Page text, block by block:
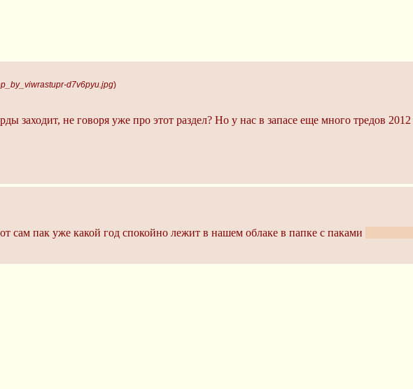
d7v6pyu.jpg)
заходит, не говоря уже про этот раздел? Но у нас в запасе еще много тредов
сам пак уже какой год спокойно лежит в нашем облаке в папке с паками